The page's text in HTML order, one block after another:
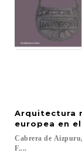
Arquitectura
europea en el
Cabrera de
F....